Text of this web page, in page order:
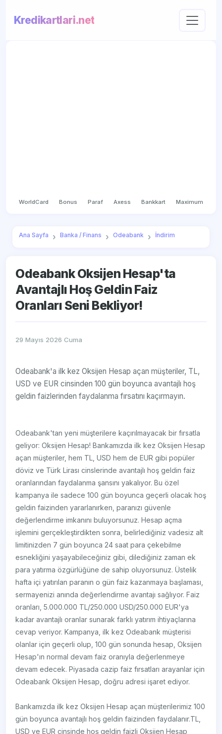
Kredikartlari.net
WorldCard Bonus Paraf Axess Bankkart Maximum
Ana Sayfa Banka / Finans Odeabank İndirim
Odeabank Oksijen Hesap'ta
Avantajlı Hoş Geldin Faiz
Oranları Seni Bekliyor!
29 Mayıs 2026 Cuma
Odeabank'a ilk kez Oksijen Hesap açan müşteriler, TL,
USD ve EUR cinsinden 100 gün boyunca avantajlı hoş
geldin faizlerinden faydalanma fırsatını kaçırmayın.
Odeabank'tan yeni müşterilere kaçırılmayacak bir fırsatla
geliyor: Oksijen Hesap! Bankamızda ilk kez Oksijen Hesap
açan müşteriler, hem TL, USD hem de EUR gibi popüler
döviz ve Türk Lirası cinslerinde avantajlı hoş geldin faiz
oranlarından faydalanma şansını yakalıyor. Bu özel
kampanya ile sadece 100 gün boyunca geçerli olacak hoş
geldin faizinden yararlanırken, paranızı güvenle
değerlendirme imkanını buluyorsunuz. Hesap açma
işlemini gerçekleştirdikten sonra, belirlediğiniz vadesiz alt
limitinizden 7 gün boyunca 24 saat para çekebilme
esnekliğini yaşayabileceğiniz gibi, dilediğiniz zaman ek
para yatırma özgürlüğüne de sahip oluyorsunuz. Üstelik
hafta içi yatırılan paranın o gün faiz kazanmaya başlaması,
sermayenizi anında değerlendirme avantajı sağlıyor. Faiz
oranları, 5.000.000 TL/250.000 USD/250.000 EUR'ya
kadar avantajlı oranlar sunarak farklı yatırım ihtiyaçlarına
cevap veriyor. Kampanya, ilk kez Odeabank müşterisi
olanlar için geçerli olup, 100 gün sonunda hesap, Oksijen
Hesap'ın normal devam faiz oranıyla değerlenmeye
devam edecek. Piyasada cazip faiz fırsatları arayanlar için
Odeabank Oksijen Hesap, doğru adresi işaret ediyor.
Bankamızda ilk kez Oksijen Hesap açan müşterilerimiz 100
gün boyunca avantajlı hoş geldin faizinden faydalanır.​​ TL,
USD ve EUR cinsinde hoş geldin faizli Oksijen Hesap